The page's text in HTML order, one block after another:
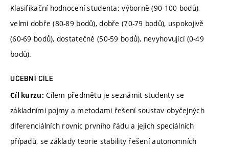
Klasifikační hodnocení studenta: výborně (90-100 bodů),
velmi dobře (80-89 bodů), dobře (70-79 bodů), uspokojivě
(60-69 bodů), dostatečně (50-59 bodů), nevyhovující (0-49
bodů).
UČEBNÍ CÍLE
Cíl kurzu: Cílem předmětu je seznámit studenty se
základními pojmy a metodami řešení soustav obyčejných
diferenciálních rovnic prvního řádu a jejich speciálních
případů, se základy teorie stability řešení autonomních